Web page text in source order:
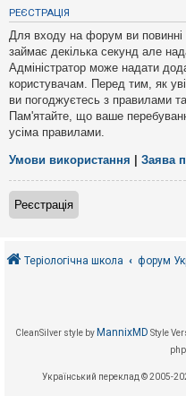
з
в
і
д
п
о
в
і
д
е
й
А
к
т
и
і
РЕЄСТРАЦІЯ
Для входу на форум ви повинні
займає декілька секунд але
Адміністратор може надати
користувачам. Перед тим, як
ви погоджуєтесь з правилами
Пам'ятайте, що ваше
усіма правилами.
Умови використання Заява
Реєстрація
Теріологічна школа форум
CleanSilver style by MannixMD Style
Український переклад © 2005-